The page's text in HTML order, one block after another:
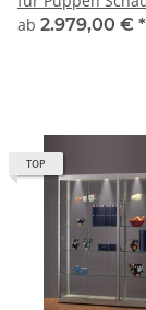
Modellvitrine 2m
ab 2.979,00 € *
TOP